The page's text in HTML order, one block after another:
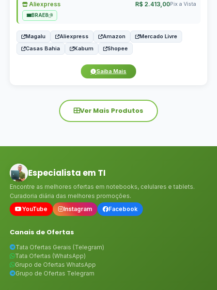
Aliexpress R$ 2.413,00Pix a Vista
BRAE8
Magalu Aliexpress Amazon
Mercado Livre
Casas Bahia
Kabum Shopee
Saiba Mais
Ver Mais Produtos
Especialista em TI
Encontre as melhores ofertas em notebooks, celulares e tablets.
Curadoria diária das melhores promoções.
YouTube
Instagram Facebook
Canais de Ofertas
Tata Ofertas Gerais (Telegram)
Tata Ofertas (WhatsApp)
Grupo de Ofertas WhatsApp
Grupo de Ofertas Telegram